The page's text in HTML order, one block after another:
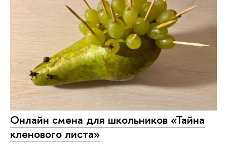
Онлайн смена для школьников «Тайна
кленового листа»